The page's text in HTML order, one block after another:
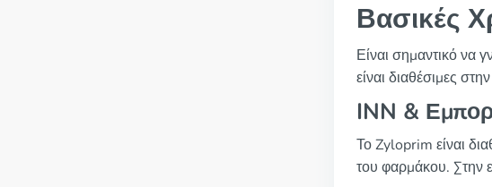
Βασικές
Είναι σημαντικό να
είναι διαθέσιμες
INN &
Το Zyloprim είναι
του φαρμάκου. Στην